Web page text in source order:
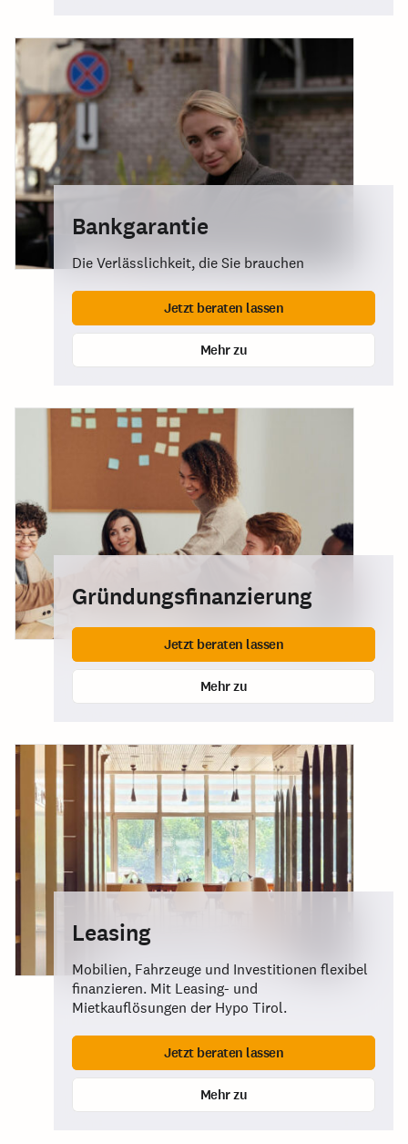
Bankgarantie
Die Verlässlichkeit, die Sie brauchen
Jetzt beraten lassen
Mehr zu
Gründungsfinanzierung
Jetzt beraten lassen
Mehr zu
Leasing
Mobilien, Fahrzeuge und Investitionen flexibel
finanzieren. Mit Leasing- und
Mietkauflösungen der Hypo Tirol.
Jetzt beraten lassen
Mehr zu